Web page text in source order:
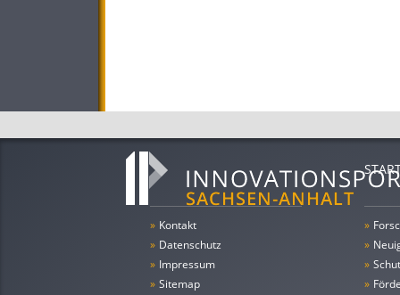
» Kontakt
» Datenschutz
» Impressum
» Sitemap
»
»
»
»